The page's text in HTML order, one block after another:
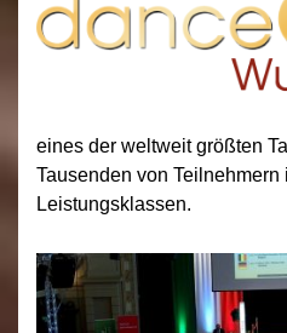
eines der weltweit größten
Tausenden von Teilnehmern
Leistungsklassen.